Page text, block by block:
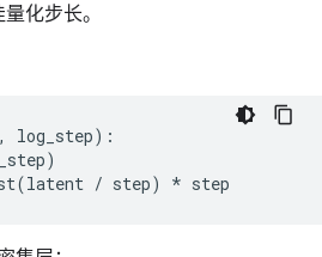
化步长。
, log_step):
)
(latent / step) * step